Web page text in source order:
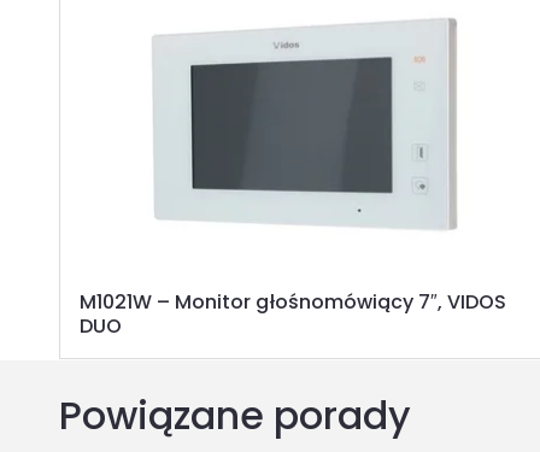
M1021W – Monitor głośnomówiący 7″, VIDOS
DUO
Powiązane porady